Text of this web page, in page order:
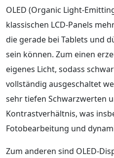
OLED (Organic Light-
klassischen LCD-Panels
die gerade bei Tablets und
sein können. Zum einen
eigenes Licht, sodass
vollständig ausgeschaltet
sehr tiefen Schwarzwerten
Kontrastverhältnis, was
Fotobearbeitung und
Zum anderen sind OLED-